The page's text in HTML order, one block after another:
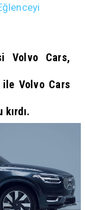
Volvo Cars,
ile Volvo Cars